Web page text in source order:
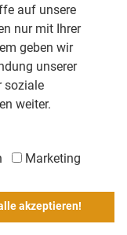
auf unsere
nur mit Ihrer
geben wir
unserer
soziale
weiter.
Marketing
akzeptieren!